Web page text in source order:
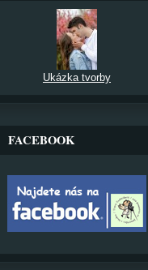
Ukázka tvorby
FACEBOOK